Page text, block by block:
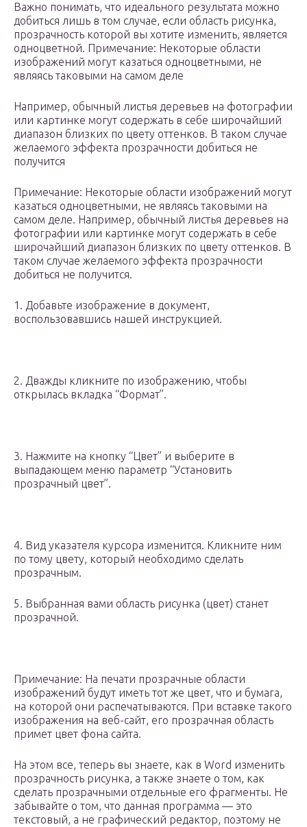
Важно понимать, что идеального результата можно
добиться лишь в том случае, если область рисунка,
прозрачность которой вы хотите изменить, является
одноцветной. Примечание: Некоторые области
изображений могут казаться одноцветными, не
являясь таковыми на самом деле
Например, обычный листья деревьев на фотографии
или картинке могут содержать в себе широчайший
диапазон близких по цвету оттенков. В таком случае
желаемого эффекта прозрачности добиться не
получится
Примечание: Некоторые области изображений могут
казаться одноцветными, не являясь таковыми на
самом деле. Например, обычный листья деревьев на
фотографии или картинке могут содержать в себе
широчайший диапазон близких по цвету оттенков. В
таком случае желаемого эффекта прозрачности
добиться не получится.
1. Добавьте изображение в документ,
воспользовавшись нашей инструкцией.
2. Дважды кликните по изображению, чтобы
открылась вкладка “Формат”.
3. Нажмите на кнопку “Цвет” и выберите в
выпадающем меню параметр “Установить
прозрачный цвет”.
4. Вид указателя курсора изменится. Кликните ним
по тому цвету, который необходимо сделать
прозрачным.
5. Выбранная вами область рисунка (цвет) станет
прозрачной.
Примечание: На печати прозрачные области
изображений будут иметь тот же цвет, что и бумага,
на которой они распечатываются. При вставке такого
изображения на веб-сайт, его прозрачная область
примет цвет фона сайта.
На этом все, теперь вы знаете, как в Word изменить
прозрачность рисунка, а также знаете о том, как
сделать прозрачными отдельные его фрагменты. Не
забывайте о том, что данная программа — это
текстовый, а не графический редактор, поэтому не